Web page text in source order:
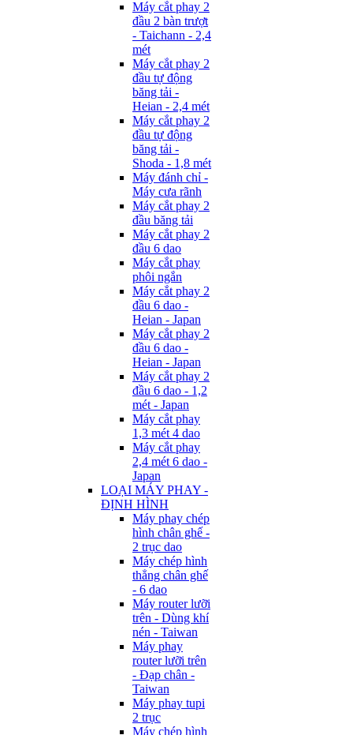
Máy cắt phay 2
đầu 2 bàn trượt
- Taichann - 2,4
mét
Máy cắt phay 2
đầu tự động
băng tải -
Heian - 2,4 mét
Máy cắt phay 2
đầu tự động
băng tải -
Shoda - 1,8 mét
Máy đánh chỉ -
Máy cưa rãnh
Máy cắt phay 2
đầu băng tải
Máy cắt phay 2
đầu 6 dao
Máy cắt phay
phôi ngắn
Máy cắt phay 2
đầu 6 dao -
Heian - Japan
Máy cắt phay 2
đầu 6 dao -
Heian - Japan
Máy cắt phay 2
đầu 6 dao - 1,2
mét - Japan
Máy cắt phay
1,3 mét 4 dao
Máy cắt phay
2,4 mét 6 dao -
Japan
LOẠI MÁY PHAY -
ĐỊNH HÌNH
Máy phay chép
hình chân ghế -
2 trục dao
Máy chép hình
thẳng chân ghế
- 6 dao
Máy router lưỡi
trên - Dùng khí
nén - Taiwan
Máy phay
router lưỡi trên
- Đạp chân -
Taiwan
Máy phay tupi
2 trục
Máy chép hình